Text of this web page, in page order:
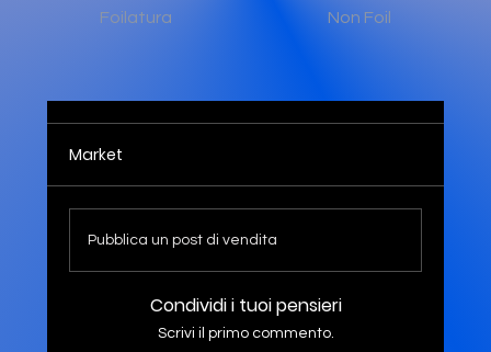
Foilatura
Non Foil
Market
Pubblica un post di vendita
Condividi i tuoi pensieri
Scrivi il primo commento.